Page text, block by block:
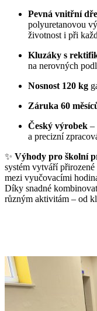
Pevná vnitřní
polyuretanovou
životnost i při
Kluzáky s
na nerovných
Nosnost 120 kg
Záruka 60
Český výrobek –
a precizní
✨ Výhody pro školní
systém vytváří
mezi vyučovacími
Díky snadné
různým aktivitám – od